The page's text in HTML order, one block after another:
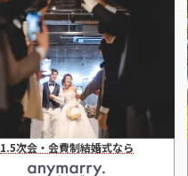
1.5次会・会費制結婚式なら